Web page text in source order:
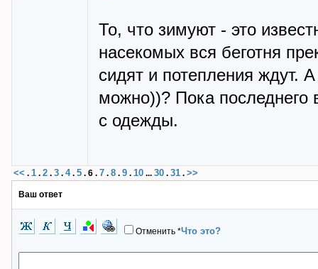
То, что зимуют - это
насекомых вся беготня
сидят и потепления ждут.
можно))? Пока последнего
с одежды.
<< . 1 . 2 . 3 . 4. 5 . 6 . 7 . 8 . 9 . 10 ... 30 . 31 . >>
Ваш ответ
Отменить *Что это?